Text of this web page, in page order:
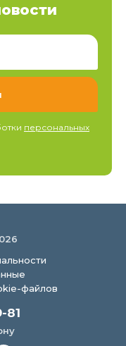
персональных
файлов
81